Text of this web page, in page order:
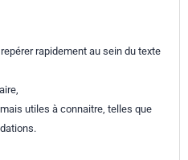
rapidement au sein du texte
utiles à connaitre, telles que